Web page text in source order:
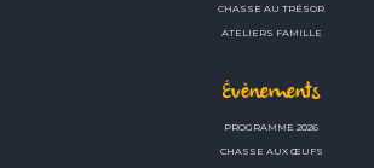
CHASSE AU TRÉSOR
ATELIERS FAMILLE
Évènements
PROGRAMME 2026
CHASSE AUX ŒUFS